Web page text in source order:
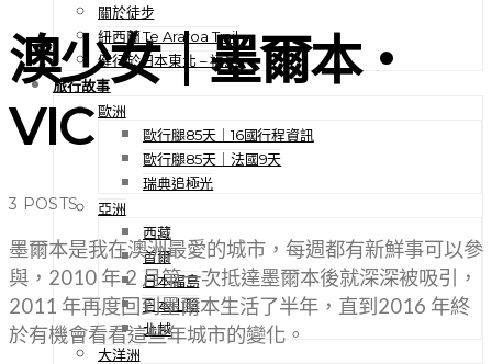
關於徒步
紐西蘭 Te Araroa Trail
健行於日本東北 – 福島
旅行故事
歐洲
歐行腿85天｜16國行程資訊
歐行腿85天｜法國9天
瑞典追極光
亞洲
西藏
首爾
日本福島
日本山陰
北越
大洋洲
澳少女｜墨爾本・
VIC
3 POSTS
墨爾本是我在澳洲最愛的城市，每週都有新鮮事可以參
與，2010 年 2 月第一次抵達墨爾本後就深深被吸引，
2011 年再度回到墨爾本生活了半年，直到2016 年終
於有機會看看這些年城市的變化。